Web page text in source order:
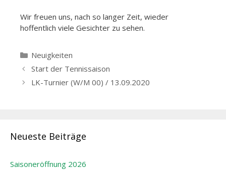
Wir freuen uns, nach so langer Zeit, wieder
hoffentlich viele Gesichter zu sehen.
Kategorien
Neuigkeiten
Beitrags-
Navigation
Start der Tennissaison
LK-Turnier (W/M 00) / 13.09.2020
Neueste Beiträge
Saisoneröffnung 2026